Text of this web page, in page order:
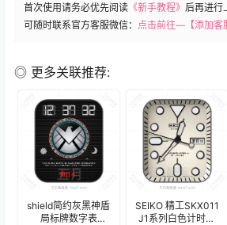
首次使用请务必优先阅读 《新手教程》 后再进行
可随时联系官方客服微信： 点击前往—【添加客
◎ 更多关联推荐:
shield简约灰黑神盾
局标牌数字表
SEIKO 精工SKX011
J1系列白色计时码